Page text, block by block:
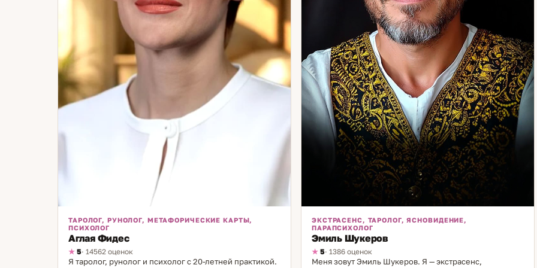
ТАРОЛОГ, РУНОЛОГ, МЕТАФОРИЧЕСКИЕ КАРТЫ,
ПСИХОЛОГ
Аглая Фидес
5· 14562 оценок
Я таролог, рунолог и психолог с 20-летней практикой.
ЭКСТРАСЕНС, ТАРОЛОГ, ЯСНОВИДЕНИЕ,
ПАРАПСИХОЛОГ
Эмиль Шукеров
5· 1386 оценок
Меня зовут Эмиль Шукеров. Я — экстрасенс,